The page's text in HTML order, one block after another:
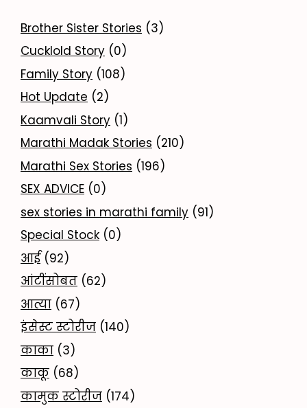
Brother Sister Stories (3)
Cucklold Story (0)
Family Story (108)
Hot Update (2)
Kaamvali Story (1)
Marathi Madak Stories (210)
Marathi Sex Stories (196)
SEX ADVICE (0)
sex stories in marathi family (91)
Special Stock (0)
आई(92)
आंटींसोबत (62)
आत्या (67)
इंसेस्ट स्टोरीज (140)
काका (3)
काकू (68)
कामुक स्टोरीज (174)